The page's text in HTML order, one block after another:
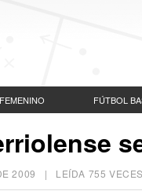
FEMENINO FÚTBOL
2009 | LEÍDA 755